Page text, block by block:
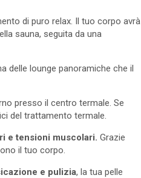
di puro relax. Il tuo corpo avrà
sauna, seguita da una
delle lounge panoramiche che il
presso il centro termale. Se
del trattamento termale.
e tensioni muscolari. Grazie
il tuo corpo.
e pulizia, la tua pelle